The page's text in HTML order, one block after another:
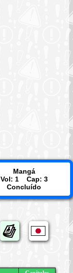
Mangá
Vol: 1 Cap: 3
Concluído